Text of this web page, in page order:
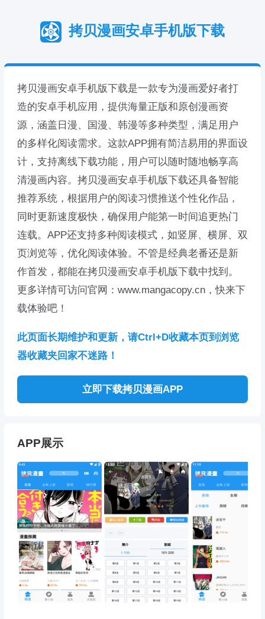
拷贝漫画安卓手机版下载
拷贝漫画安卓手机版下载是一款专为漫画爱好者打
造的安卓手机应用，提供海量正版和原创漫画资
源，涵盖日漫、国漫、韩漫等多种类型，满足用户
的多样化阅读需求。这款APP拥有简洁易用的界面设
计，支持离线下载功能，用户可以随时随地畅享高
清漫画内容。拷贝漫画安卓手机版下载还具备智能
推荐系统，根据用户的阅读习惯推送个性化作品，
同时更新速度极快，确保用户能第一时间追更热门
连载。APP还支持多种阅读模式，如竖屏、横屏、双
页浏览等，优化阅读体验。不管是经典老番还是新
作首发，都能在拷贝漫画安卓手机版下载中找到。
更多详情可访问官网：www.mangacopy.cn，快来下
载体验吧！
此页面长期维护和更新，请Ctrl+D收藏本页到浏览
器收藏夹回家不迷路！
立即下载拷贝漫画APP
APP展示